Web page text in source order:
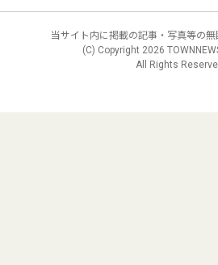
当サイト内に掲載の記事・写真等の無
(C) Copyright 2026
All Rights